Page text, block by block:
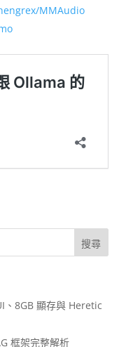
MMAudio
8GB 顯存與 Heretic
框架完整解析